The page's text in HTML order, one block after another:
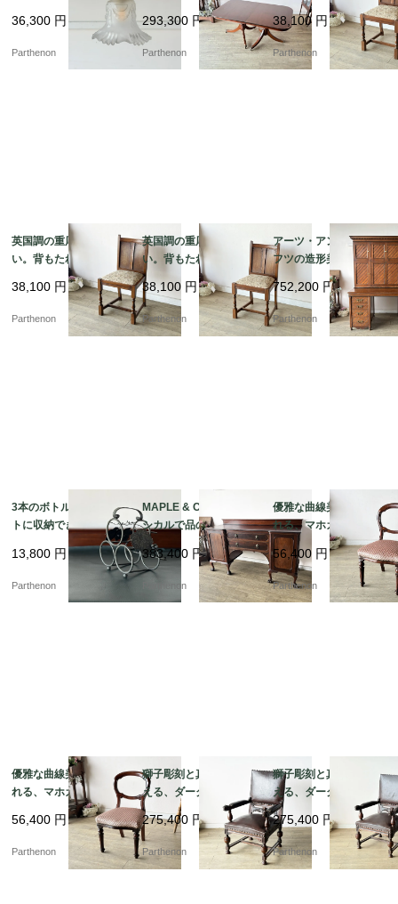
ーランド装飾が浮かび
上がるフロストガラ
ス・ペンダントランプ
36,300 円
Parthenon
スタル脚とオーバル型
の伸長式ダイニングテ
ーブル【t327】
293,300 円
Parthenon
美しいオーク材ダイニ
ングチェア【2230】
38,100 円
Parthenon
英国調の重厚な佇ま
い。背もたれの彫刻が
美しいオーク材ダイニ
ングチェア【2229】
38,100 円
Parthenon
英国調の重厚な佇ま
い。背もたれの彫刻が
美しいオーク材ダイニ
ングチェア【2228】
38,100 円
Parthenon
アーツ・アンド・クラ
フツの造形美が光る、
名門Sopwith & Co社製
の大型オークプレジデ
ントデスク【d67】
752,200 円
Parthenon
3本のボトルをコンパク
トに収納できる卓上ボ
トルホルダー。葡萄の
装飾が美しいアイアン
製ワインラック【8529
13,800 円
Parthenon
MAPLE & Co社製 クラ
シカルで品のある佇ま
いのマホガニーサイド
ボード【s72】
383,400 円
Parthenon
優雅な曲線美に魅了さ
れる、マホガニーアン
ティークバルーンチェ
ア 張替え済み【c347
-2】
56,400 円
Parthenon
優雅な曲線美に魅了さ
れる、マホガニーアン
ティークバルーンチェ
ア 張替え済み【c347
-1】
56,400 円
Parthenon
獅子彫刻と真鍮鋲が映
える、ダークブラウン
本革張りの重厚なクラ
シックアームチェア【d
s23-7】
275,400 円
Parthenon
獅子彫刻と真鍮鋲が映
える、ダークブラウン
本革張りの重厚なクラ
シックアームチェア【d
s23-8】
275,400 円
Parthenon